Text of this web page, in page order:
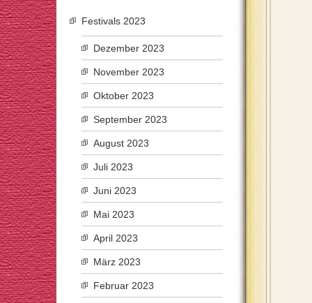
Festivals 2023
Dezember 2023
November 2023
Oktober 2023
September 2023
August 2023
Juli 2023
Juni 2023
Mai 2023
April 2023
März 2023
Februar 2023